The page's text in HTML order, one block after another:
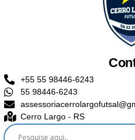
+55 55 98446-6243
55 98446-6243
Cerro Largo - RS